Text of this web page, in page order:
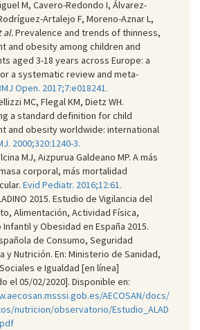
M, Cavero-Redondo I, Álvarez-
Artalejo F, Moreno-Aznar L,
al.Prevalence and trends of thinness,
and obesity among children and
aged 3-18 years across Europe: a
a systematic review and meta-
Open. 2017;7:e018241.
MC, Flegal KM, Dietz WH.
a standard definition for child
and obesity worldwide: international
2000;320:1240-3.
MJ, Aizpurua Galdeano MP. A más
corporal, más mortalidad
Evid Pediatr. 2016;12:61.
2015. Estudio de Vigilancia del
Alimentación, Actividad Física,
y Obesidad en España 2015.
de Consumo, Seguridad
y Nutrición. En: Ministerio de Sanidad,
e Igualdad [en línea]
el 05/02/2020]. Disponible en:
AECOSAN/docs/
nutricion/observatorio/Estudio_ALAD